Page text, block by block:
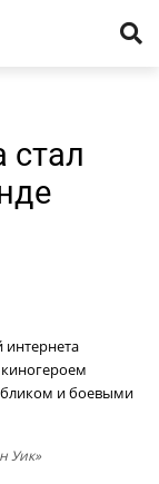
интернета
и боевыми
Уик»